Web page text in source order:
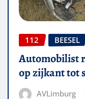
112 BEESEL
Automobilist
op zijkant tot
AVLimburg